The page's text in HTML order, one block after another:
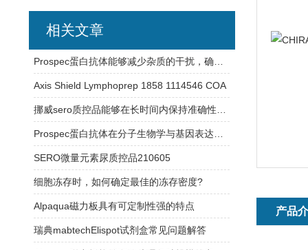
产品
相关文章
Axis Shield Lymphoprep 1858 1114546 COA
SERO微量元素尿质控品210605
细胞冻存时，如何确定最佳的冻存密度?
Alpaqua磁力板具有可定制性强的特点
瑞典mabtechElispot试剂盒常见问题解答